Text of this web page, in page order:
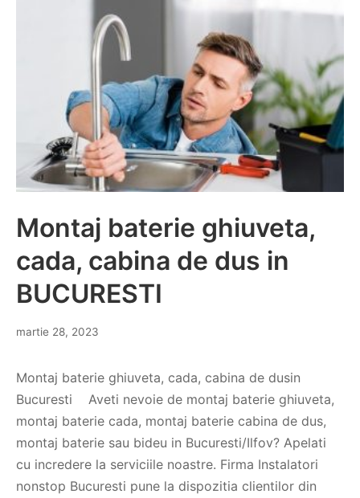
Montaj baterie ghiuveta,
cada, cabina de dus in
BUCURESTI
martie 28, 2023
Montaj baterie ghiuveta, cada, cabina de dusin
Bucuresti Aveti nevoie de montaj baterie ghiuveta,
montaj baterie cada, montaj baterie cabina de dus,
montaj baterie sau bideu in Bucuresti/Ilfov? Apelati
cu incredere la serviciile noastre. Firma Instalatori
nonstop Bucuresti pune la dispozitia clientilor din